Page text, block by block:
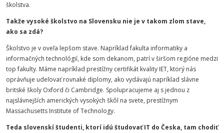
školstva.
Takže vysoké školstvo na Slovensku nie je v takom zlom stave,
ako sa zdá?
Školstvo je v oveľa lepšom stave. Napríklad fakulta informatiky a
informačných technológií, kde som dekanom, patrí v širšom regióne medzi
top fakulty. Máme napríklad prestížny certifikát kvality IET, ktorý nás
oprávňuje udeľovať rovnaké diplomy, ako vydávajú napríklad slávne
britské školy Oxford či Cambridge. Spolupracujeme aj s jednou z
najslávnejších amerických vysokých škôl na svete, prestížnym
Massachusetts Institute of Technology.
Teda slovenskí študenti, ktorí idú študovať IT do Česka, tam chodiť